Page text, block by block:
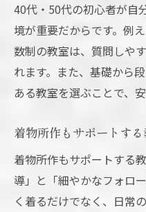
40代・50代の初心者が自
境が重要だからです。例
数制の教室は、質問しや
れます。また、基礎から
ある教室を選ぶことで、
着物所作もサポートす
着物所作もサポートする
導」と「細やかなフォロ
く着るだけでなく、日常